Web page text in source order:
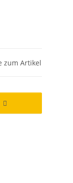
zum Artikel